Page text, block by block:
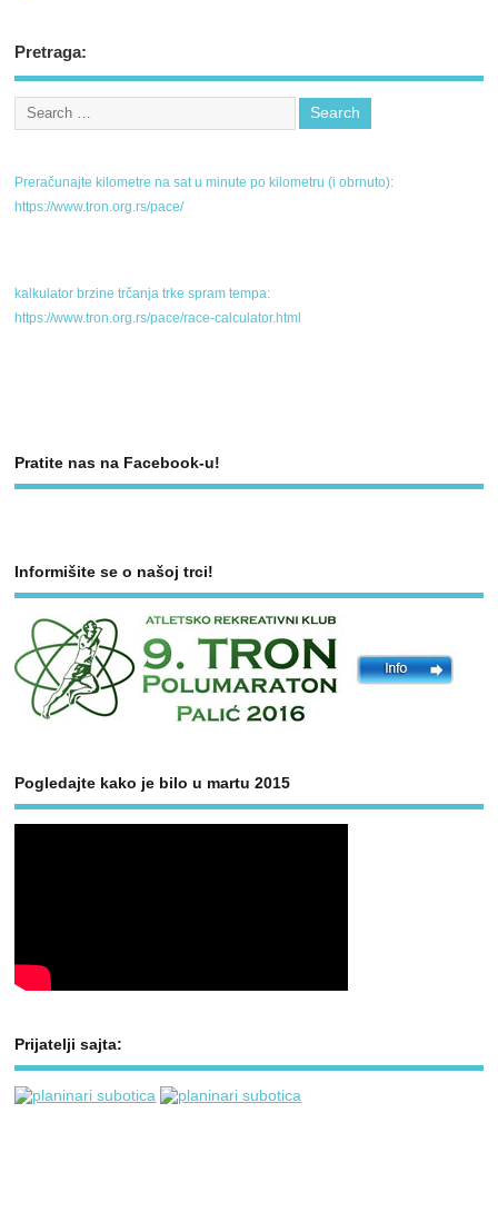
Pretraga:
Preračunajte kilometre na sat u minute po kilometru (i obrnuto):
https://www.tron.org.rs/pace/
kalkulator brzine trčanja trke spram tempa:
https://www.tron.org.rs/pace/race-calculator.html
Pratite nas na Facebook-u!
Informišite se o našoj trci!
Pogledajte kako je bilo u martu 2015
Prijatelji sajta: